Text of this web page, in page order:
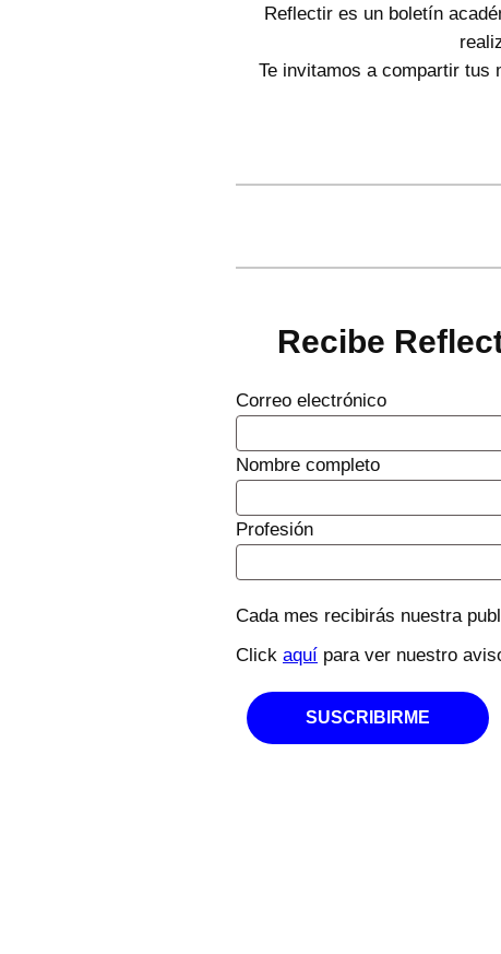
Reflectir es un boletín
Te invitamos a compartir tus
Recibe
Correo electrónico
Nombre completo
Profesión
Cada mes recibirás nuestra
Click aquí para ver nuestro
SUSCRIBIRME